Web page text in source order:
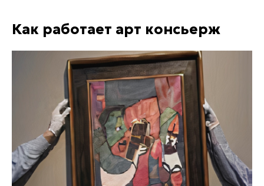
Как работает арт консьерж